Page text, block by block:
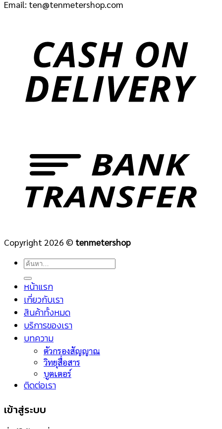
Email: ten@tenmetershop.com
Copyright 2026 © tenmetershop
ค้นหา:
หน้าแรก
เกี่ยวกับเรา
สินค้าทั้งหมด
บริการของเรา
บทความ
ตัวกรองสัญญาณ
วิทยุสื่อสาร
บูตเตอร์
ติดต่อเรา
เข้าสู่ระบบ